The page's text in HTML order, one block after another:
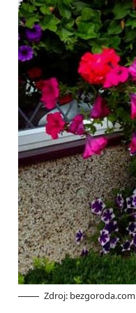
Zdroj: bezgoroda.com